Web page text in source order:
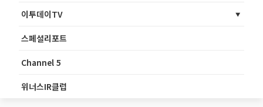
이투데이TV
스페셜리포트
Channel 5
위너스IR클럽